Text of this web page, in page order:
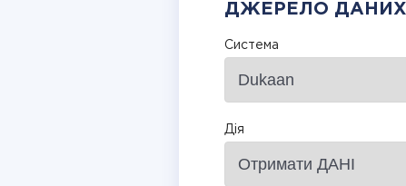
ДЖЕРЕЛО ДАНИХ
Система
Дія